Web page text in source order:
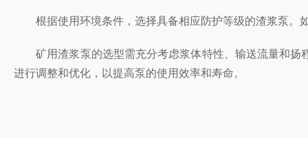
根据使用环境条件，选择具备相应防护等级的渣浆泵。
矿用渣浆泵的选型需充分考虑浆体特性、输送流量和扬
进行调整和优化，以提高泵的使用效率和寿命。